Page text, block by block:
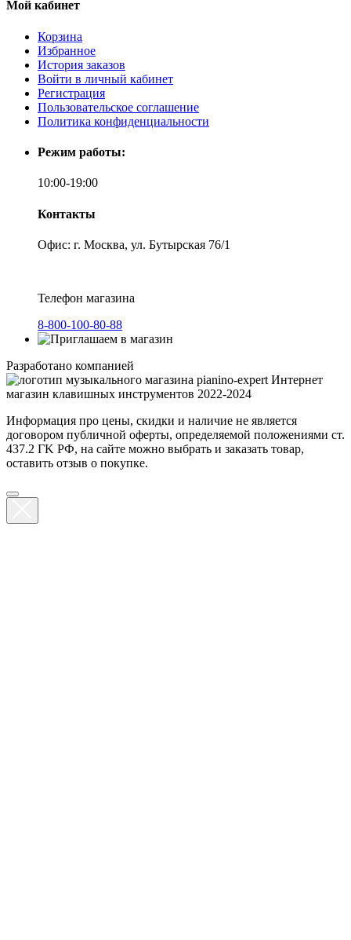
Мой кабинет
Корзина
Избранное
История заказов
Войти в личный кабинет
Регистрация
Пользовательское соглашение
Политика конфиденциальности
Режим работы:
10:00-19:00
Контакты
Офис: г. Москва, ул. Бутырская 76/1
Телефон магазина
8-800-100-80-88
Разработано компанией
Интернет
магазин клавишных инструментов 2022-2024
Информация про цены, скидки и наличие не является
договором публичной оферты, определяемой положениями ст.
437.2 ГK РФ, на сайте можно выбрать и заказать товар,
оставить отзыв о покупке.